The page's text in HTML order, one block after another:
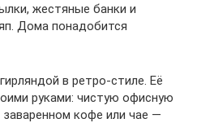
жестяные банки и
Дома понадобится
в ретро-стиле. Её
руками: чистую офисную
заваренном кофе или чае —